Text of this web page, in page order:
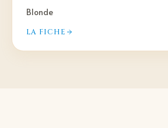
Blonde
LA FICHE